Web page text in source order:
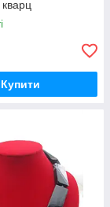
Купити